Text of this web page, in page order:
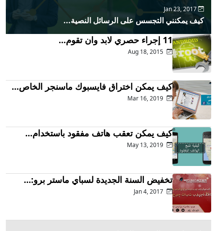
كيف يمكنني التجسس على الرسائل النصية...
11 إجراء حصري لابد وان تقوم...
كيف يمكن اختراق فايسبوك ماسنجر الخاص...
كيف يمكن تعقب هاتف مفقود باستخدام...
تخفيض السنة الجديدة لسباي ماستر برو:...